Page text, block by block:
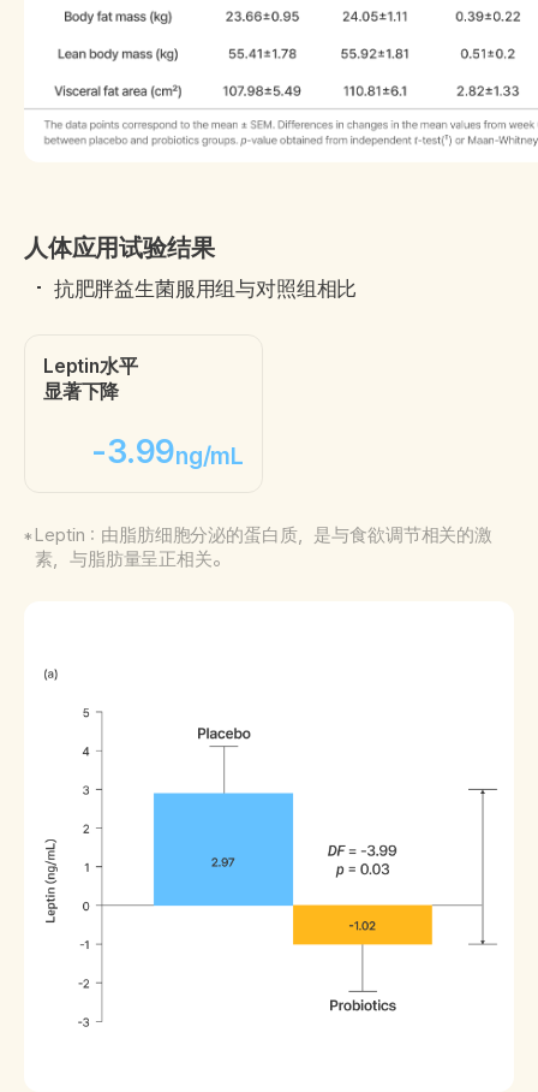
人体应用试验结果
抗肥胖益生菌服用组与对照组相比
Leptin水平
显著下降
-3.99ng/mL
Leptin：由脂肪细胞分泌的蛋白质，是与食欲调节相关的激
素，与脂肪量呈正相关。